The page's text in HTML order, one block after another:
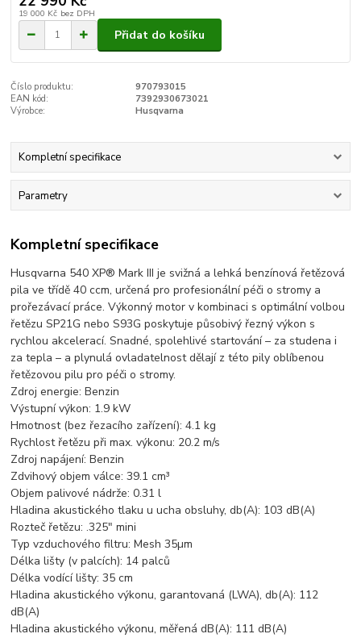
19 000 Kč bez DPH
Přidat do košíku
Číslo produktu:
970793015
EAN kód:
7392930673021
Výrobce:
Husqvarna
Kompletní specifikace
Parametry
Kompletní specifikace
Husqvarna 540 XP® Mark III je svižná a lehká benzínová řetězová
pila ve třídě 40 ccm, určená pro profesionální péči o stromy a
prořezávací práce. Výkonný motor v kombinaci s optimální volbou
řetězu SP21G nebo S93G poskytuje působivý řezný výkon s
rychlou akcelerací. Snadné, spolehlivé startování – za studena i
za tepla – a plynulá ovladatelnost dělají z této pily oblíbenou
řetězovou pilu pro péči o stromy.
Zdroj energie: Benzin
Výstupní výkon: 1.9 kW
Hmotnost (bez řezacího zařízení): 4.1 kg
Rychlost řetězu při max. výkonu: 20.2 m/s
Zdroj napájení: Benzin
Zdvihový objem válce: 39.1 cm³
Objem palivové nádrže: 0.31 l
Hladina akustického tlaku u ucha obsluhy, db(A): 103 dB(A)
Rozteč řetězu: .325" mini
Typ vzduchového filtru: Mesh 35µm
Délka lišty (v palcích): 14 palců
Délka vodící lišty: 35 cm
Hladina akustického výkonu, garantovaná (LWA), db(A): 112
dB(A)
Hladina akustického výkonu, měřená dB(A): 111 dB(A)